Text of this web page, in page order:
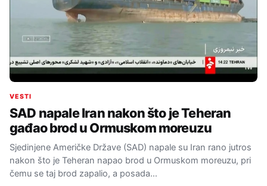
VESTI
SAD napale Iran nakon što je Teheran
gađao brod u Ormuskom moreuzu
Sjedinjene Američke Države (SAD) napale su Iran rano jutros
nakon što je Teheran napao brod u Ormuskom moreuzu, pri
čemu se taj brod zapalio, a posada…